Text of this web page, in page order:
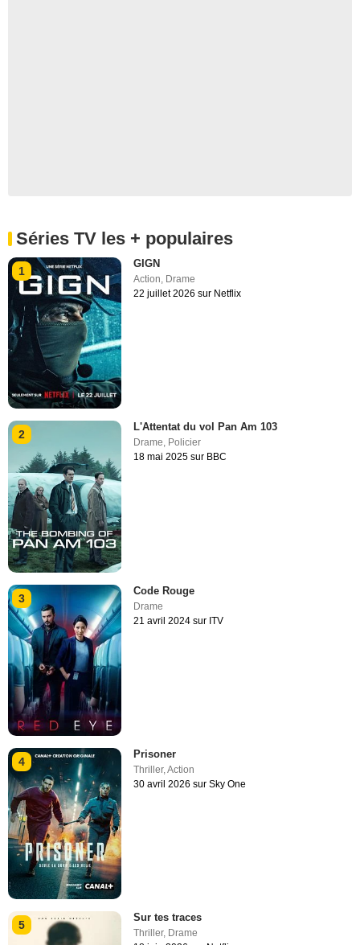
Séries TV les + populaires
1
GIGN
Action, Drame
22 juillet 2026 sur Netflix
2
L'Attentat du vol Pan Am 103
Drame, Policier
18 mai 2025 sur BBC
3
Code Rouge
Drame
21 avril 2024 sur ITV
4
Prisoner
Thriller,Action
30 avril 2026 sur Sky One
5
Sur tes traces
Thriller, Drame